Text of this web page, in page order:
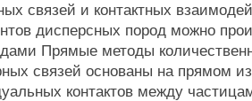
связей и контактных
дисперсных пород можно
Прямые методы
связей основаны на прямом
контактов между